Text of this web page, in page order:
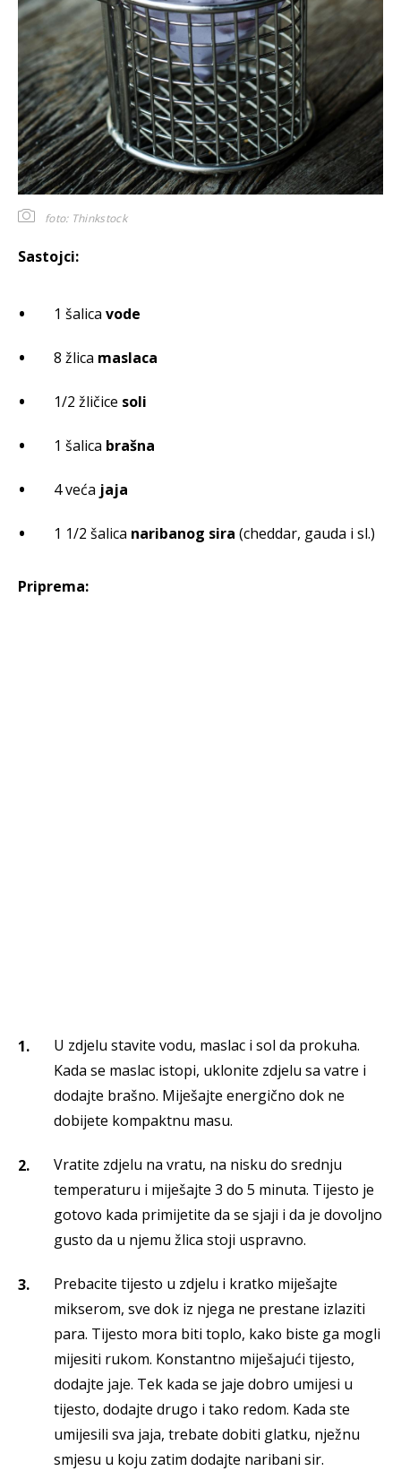
foto: Thinkstock
Sastojci:
1 šalica vode
8 žlica maslaca
1/2 žličice soli
1 šalica brašna
4 veća jaja
1 1/2 šalica naribanog sira (cheddar, gauda i sl.)
Priprema:
U zdjelu stavite vodu, maslac i sol da prokuha.
Kada se maslac istopi, uklonite zdjelu sa vatre i
dodajte brašno. Miješajte energično dok ne
dobijete kompaktnu masu.
Vratite zdjelu na vratu, na nisku do srednju
temperaturu i miješajte 3 do 5 minuta. Tijesto je
gotovo kada primijetite da se sjaji i da je dovoljno
gusto da u njemu žlica stoji uspravno.
Prebacite tijesto u zdjelu i kratko miješajte
mikserom, sve dok iz njega ne prestane izlaziti
para. Tijesto mora biti toplo, kako biste ga mogli
mijesiti rukom. Konstantno miješajući tijesto,
dodajte jaje. Tek kada se jaje dobro umijesi u
tijesto, dodajte drugo i tako redom. Kada ste
umijesili sva jaja, trebate dobiti glatku, nježnu
smjesu u koju zatim dodajte naribani sir.